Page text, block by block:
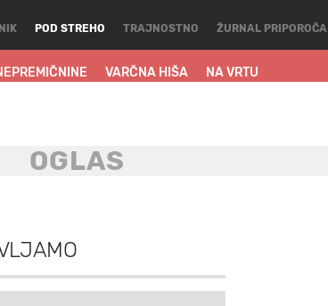
POD STREHO
VARČNA HIŠA NA VRTU
TRAJNOSTNO ŽURNAL PRIPOROČA